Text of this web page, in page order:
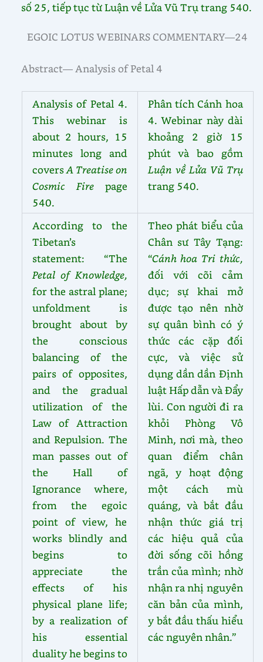
số 25, tiếp tục từ Luận về Lửa Vũ Trụ trang 540.
EGOIC LOTUS WEBINARS COMMENTARY—24
Abstract— Analysis of Petal 4
Analysis of Petal 4.
This webinar is
about 2 hours, 15
minutes long and
coversA Treatise on
Cosmic Firepage
540.
Phân tích Cánh hoa
4. Webinar này dài
khoảng 2 giờ 15
phút và bao gồm
Luận về Lửa Vũ Trụ
trang 540.
According to the
Tibetan’s
statement: “The
Petal of Knowledge,
for the astral plane;
unfoldment is
brought about by
the conscious
balancing of the
pairs of opposites,
and the gradual
utilization of the
Law of Attraction
and Repulsion. The
man passes out of
the Hall of
Ignorance where,
from the egoic
point of view, he
works blindly and
begins to
appreciate the
effects of his
physical plane life;
by a realization of
his essential
duality he begins to
Theo phát biểu của
Chân sư Tây Tạng:
“Cánh hoa Tri thức,
đối với cõi cảm
dục; sự khai mở
được tạo nên nhờ
sự quân bình có ý
thức các cặp đối
cực, và việc sử
dụng dần dần Định
luật Hấp dẫn và Đẩy
lùi. Con người đi ra
khỏi Phòng Vô
Minh, nơi mà, theo
quan điểm chân
ngã, y hoạt động
một cách mù
quáng, và bắt đầu
nhận thức giá trị
các hiệu quả của
đời sống cõi hồng
trần của mình; nhờ
nhận ra nhị nguyên
căn bản của mình,
y bắt đầu thấu hiểu
các nguyên nhân.”